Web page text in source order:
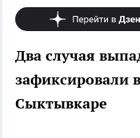
Два случая
зафиксировали
Сыктывкаре